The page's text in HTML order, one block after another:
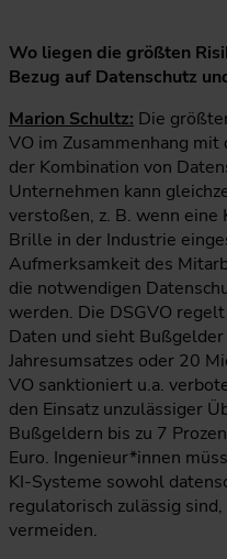
Wo liegen die größten
Bezug auf Datenschutz
Marion Schultz: Die
VO im Zusammenhang
der Kombination von
Unternehmen kann
verstoßen, z. B. wenn
Brille in der Industrie
Aufmerksamkeit des
die notwendigen
werden. Die DSGVO
Daten und sieht
Jahresumsatzes oder 20
VO sanktioniert u.a.
den Einsatz unzulässiger
Bußgeldern bis zu 7
Euro. Ingenieur*innen
KI-Systeme sowohl
regulatorisch zulässig
vermeiden.